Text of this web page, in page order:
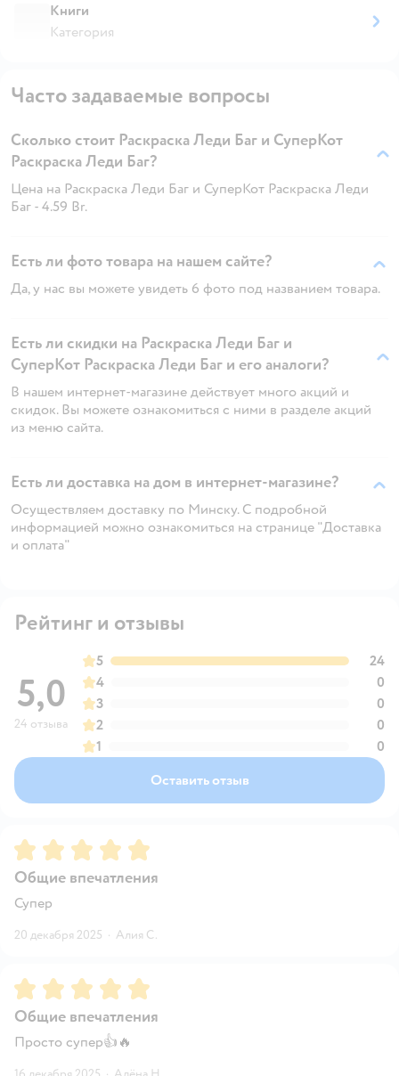
Книги
Категория
Часто задаваемые вопросы
Сколько стоит Раскраска Леди Баг и СуперКот
Раскраска Леди Баг?
Цена на Раскраска Леди Баг и СуперКот Раскраска Леди
Баг - 4.59 Br.
Есть ли фото товара на нашем сайте?
Да, у нас вы можете увидеть 6 фото под названием товара.
Есть ли скидки на Раскраска Леди Баг и
СуперКот Раскраска Леди Баг и его аналоги?
В нашем интернет-магазине действует много акций и
скидок. Вы можете ознакомиться с ними в разделе акций
из меню сайта.
Есть ли доставка на дом в интернет-магазине?
Осуществляем доставку по Минску. С подробной
информацией можно ознакомиться на странице "Доставка
и оплата"
Рейтинг и отзывы
5,0
24 отзыва
5
24
4
0
3
0
2
0
1
0
Оставить отзыв
Рейтинг:5
Общие впечатления
Супер
20 декабря 2025 · Алия С.
Рейтинг:5
Общие впечатления
Просто супер👍🔥